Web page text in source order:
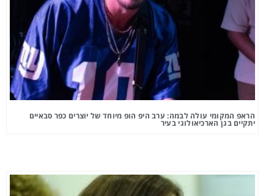
הראפ המקומי עולה לבמה: ערב היפ הופ מיוחד של יוצרים כפר סבאיים
יתקיים בגן הארכיאולוגי בעיר